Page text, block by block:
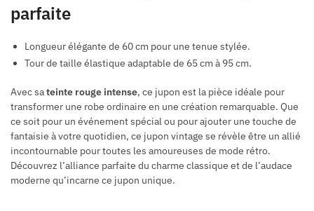
parfaite
Longueur élégante de 60 cm pour une tenue stylée.
Tour de taille élastique adaptable de 65 cm à 95 cm.
Avec sateinte rouge intense, ce jupon est la pièce idéale pour
transformer une robe ordinaire en une création remarquable. Que
ce soit pour un événement spécial ou pour ajouter une touche de
fantaisie à votre quotidien, ce jupon vintage se révèle être un allié
incontournable pour toutes les amoureuses de mode rétro.
Découvrez l’alliance parfaite du charme classique et de l’audace
moderne qu’incarne ce jupon unique.